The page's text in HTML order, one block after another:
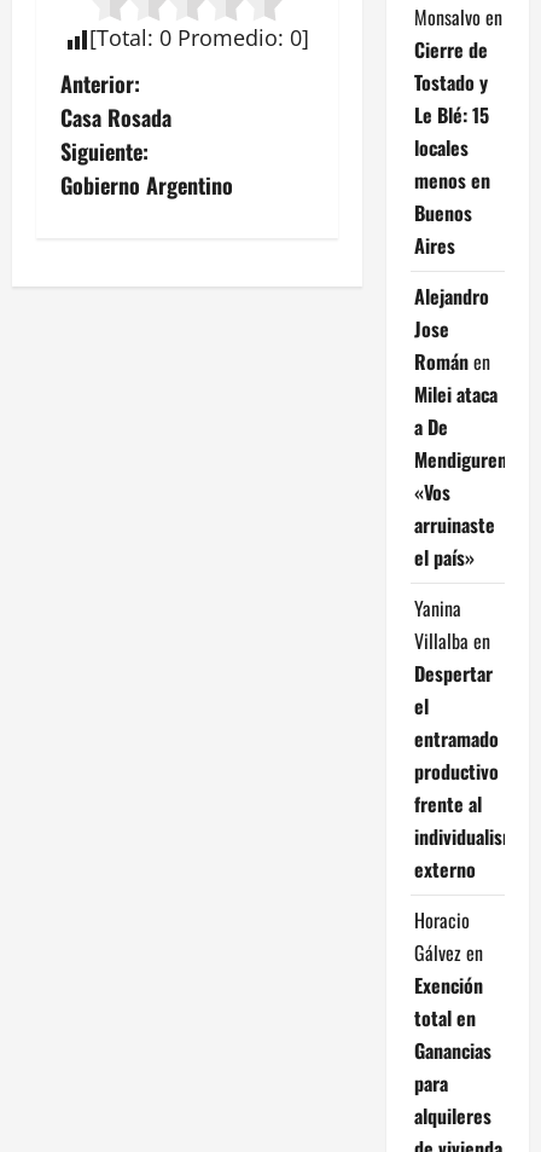
[Total: 0 Promedio: 0]
N
a
v
g
Anterior:
Casa Rosada
Siguiente:
Gobierno Argentino
Monsalvo en
Cierre de
Tostado y
Le Blé: 15
locales
menos en
Buenos
Aires
Alejandro
Jose
Románen
Milei ataca
a De
Mendiguren:
«Vos
arruinaste
el país»
Yanina
Villalba en
Despertar
el
entramado
productivo
frente al
individualismo
externo
Horacio
Gálvezen
Exención
total en
Ganancias
para
alquileres